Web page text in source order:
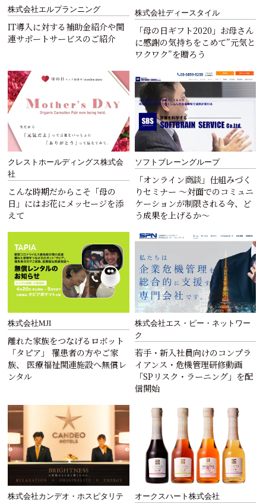
株式会社エルプランニング
IT導入に対する補助金紹介や関
連サポートサービスのご紹介
株式会社ディースタイル
「母の日ギフト2020」お母さん
に感謝の気持ちをこめて”元気と
ワクワク”を贈ろう
クレストホールディングス株式会
社
こんな時期だからこそ「母の
日」にはお花にメッセージを添
えて
ソフトブレーングループ
「オンライン商談」仕組みづく
りセミナー ～対面でのコミュニ
ケーションが制限される今、ど
う成果を上げるか～
株式会社MJI
離れた家族をつなげるロボット
「タピア」 罹患者の方やご家
族、 医療福祉関連施設へ無償レ
ンタル
株式会社エス・ピー・ネットワー
ク
若手・新入社員向けのコンプラ
イアンス・危機管理研修動画
「SPリスク・ラーニング」を配
信開始
株式会社カンデオ・ホスピタリテ
オークスハート株式会社